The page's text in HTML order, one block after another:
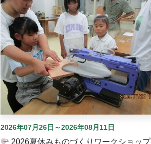
2026年07月26日～2026年08月11日
2026夏休みものづくりワークショップ